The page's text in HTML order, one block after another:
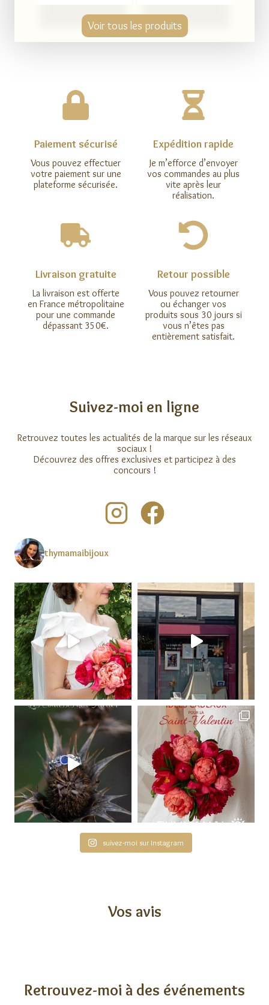
Voir tous les produits
Paiement sécurisé
Vous pouvez effectuer
votre paiement sur une
plateforme sécurisée.
Expédition rapide
Je m’efforce d’envoyer
vos commandes au plus
vite après leur
réalisation.
Livraison gratuite
La livraison est offerte
en France métropolitaine
pour une commande
dépassant 350€.
Retour possible
Vous pouvez retourner
ou échanger vos
produits sous 30 jours si
vous n’êtes pas
entièrement satisfait.
Suivez-moi en ligne
Retrouvez toutes les actualités de la marque sur les réseaux
sociaux !
Découvrez des offres exclusives et participez à des
concours !
thymamaibijoux
suivez-moi sur Instagram
Vos avis
Retrouvez-moi à des événements